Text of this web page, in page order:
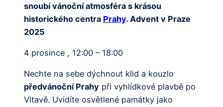
snoubí vánoční atmosféra s krásou
historického centra Prahy. Advent v Praze
2025
4 prosince , 12:00 – 18:00
Nechte na sebe dýchnout klid a kouzlo
předvánoční Prahy při vyhlídkové plavbě po
Vltavě. Uvidíte osvětlené památky jako